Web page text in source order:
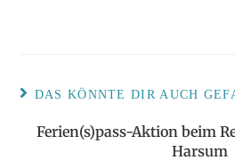
DAS KÖNNTE DIR AUCH
Ferien(s)pass-Aktion beim
Harsum